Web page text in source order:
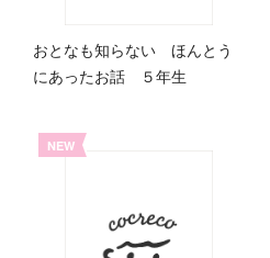
おとなも知らない ほんとう
にあったお話 ５年生
NEW